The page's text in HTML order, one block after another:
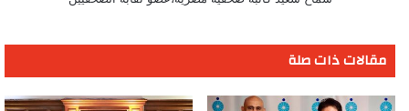
مقالات ذات صلة